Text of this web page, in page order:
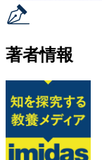
著者情報